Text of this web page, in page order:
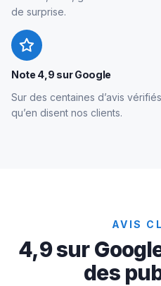
de surprise.
Note 4,9 sur Google
Sur des centaines d’avis
qu’en disent nos clients.
AVIS
4,9 sur
des